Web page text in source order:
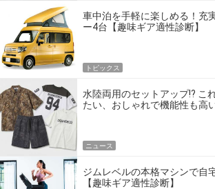
車中泊を手軽に楽しめる！充
ー4台【趣味ギア適性診断】
トピックス
水陸両用のセットアップ!? こ
たい、おしゃれで機能性も高
ニュース
ジムレベルの本格マシンで自
【趣味ギア適性診断】